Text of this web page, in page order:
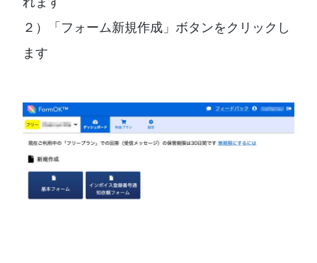
２）「フォーム新規作成」ボタンをクリックし
ます